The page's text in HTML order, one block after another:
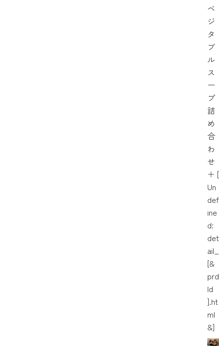
ベ
ジ
タ
ブ
ル
ス
ー
プ
詰
め
合
わ
せ
＋ [
Un
def
ine
d:
det
ail_
[&
prd
Id
].ht
ml
&]